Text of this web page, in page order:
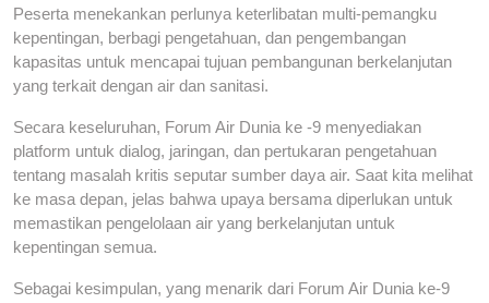
Peserta menekankan perlunya keterlibatan multi-pemangku
kepentingan, berbagi pengetahuan, dan pengembangan
kapasitas untuk mencapai tujuan pembangunan berkelanjutan
yang terkait dengan air dan sanitasi.
Secara keseluruhan, Forum Air Dunia ke -9 menyediakan
platform untuk dialog, jaringan, dan pertukaran pengetahuan
tentang masalah kritis seputar sumber daya air. Saat kita melihat
ke masa depan, jelas bahwa upaya bersama diperlukan untuk
memastikan pengelolaan air yang berkelanjutan untuk
kepentingan semua.
Sebagai kesimpulan, yang menarik dari Forum Air Dunia ke-9